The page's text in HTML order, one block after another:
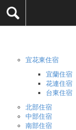
宜花東住宿
宜蘭住宿
花連住宿
台東住宿
北部住宿
中部住宿
南部住宿